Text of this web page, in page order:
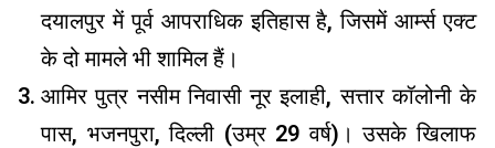
दयालपुर में पूर्व आपराधिक इतिहास है, जिसमें आर्म्स एक्ट
के दो मामले भी शामिल हैं।
आमिर पुत्र नसीम निवासी नूर इलाही, सत्तार कॉलोनी के
पास, भजनपुरा, दिल्ली (उम्र 29 वर्ष)। उसके खिलाफ